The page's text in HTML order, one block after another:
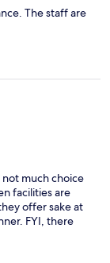
The staff are
much choice
facilities are
offer sake at
FYI, there